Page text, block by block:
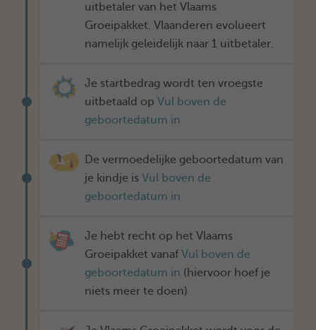
uitbetaler van het Vlaams
Groeipakket. Vlaanderen evolueert
namelijk geleidelijk naar 1 uitbetaler.
Je startbedrag wordt ten vroegste
uitbetaald op Vul boven de
geboortedatum in
De vermoedelijke geboortedatum van
je kindje is Vul boven de
geboortedatum in
Je hebt recht op het Vlaams
Groeipakket vanaf Vul boven de
geboortedatum in (hiervoor hoef je
niets meer te doen)